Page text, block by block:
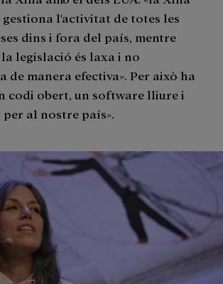
l'activitat de totes les
dins i fora del país, mentre
la legislació és laxa i no
de manera efectiva». Per això ha
codi obert, un software lliure i
al nostre país».